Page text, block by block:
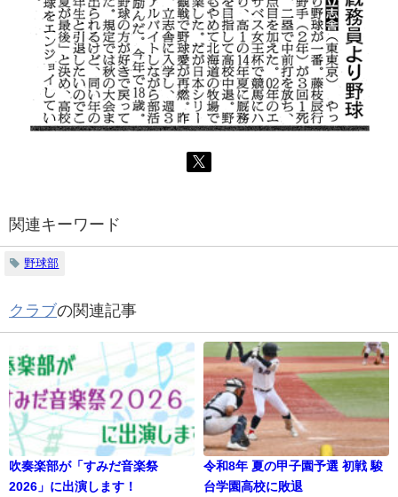
関連キーワード
野球部
クラブの関連記事
吹奏楽部が「すみだ音楽祭
2026」に出演します！
令和8年 夏の甲子園予選 初戦 駿
台学園高校に敗退